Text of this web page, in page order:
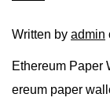
Written by admin
Ethereum Paper
ereum paper